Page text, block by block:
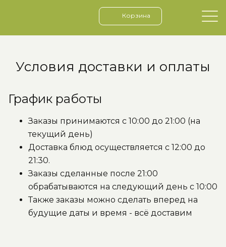
Корзина
Условия доставки и оплаты
График работы
Заказы принимаются с 10:00 до 21:00 (на
текущий день)
Доставка блюд осуществляется с 12:00 до
21:30.
Заказы сделанные после 21:00
обрабатываются на следующий день с 10:00
Также заказы можно сделать вперед на
будущие даты и время - всё доставим